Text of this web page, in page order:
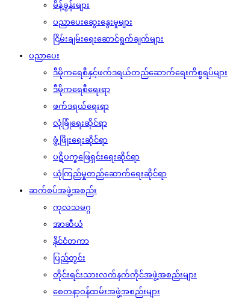
မိန့်ခွန်းများ
ပညာပေးဆွေးနွေးမှုများ
ငြိမ်းချမ်းရေးဆောင်ရွက်ချက်များ
ပညာပေး
ဒီမိုကရေစီနှင့်ဖက်ဒရယ်တည်ဆောက်‌ရေးကိစ္စရပ်များ
ဒီမိုကရေစီရေးရာ
ဖက်ဒရယ်ရေးရာ
လုံခြုံရေးဆိုင်ရာ
ဖွံ့ဖြိုးရေးဆိုင်ရာ
ပဋိပက္ခဖြေရှင်းရေးဆိုင်ရာ
ယုံကြည်မှုတည်ဆောက်ရေးဆိုင်ရာ
ဆက်စပ်အဖွဲ့အစည်း
ကုလသမဂ္ဂ
အာဆီယံ
နိုင်ငံတကာ
ပြည်တွင်း
တိုင်းရင်းသားလက်နက်ကိုင်အဖွဲ့အစည်းများ
စေတနာ့ဝန်ထမ်းအဖွဲ့အစည်းများ